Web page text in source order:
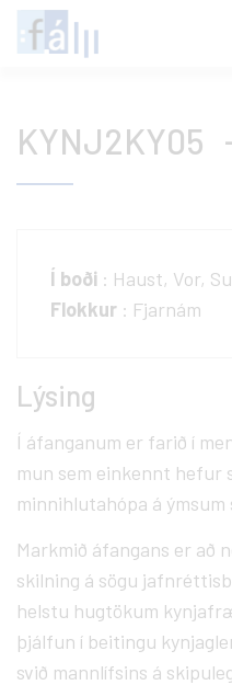
Fara
í
KYNJ2KY05
Í boði : Haust, Vor,
Flokkur : Fjarnám
Lýsing
Í áfanganum er farið í
mun sem einkennt hefur
minnihlutahópa á ýmsum
Markmið áfangans er að
skilning á sögu
helstu hugtökum
þjálfun í beitingu
svið mannlífsins á